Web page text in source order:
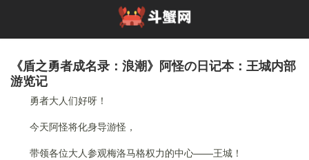
《盾之勇者成名录：浪潮》阿怪の日记本：王城内部
游览记
勇者大人们好呀！
今天阿怪将化身导游怪，
带领各位大人参观梅洛马格权力的中心——王城！